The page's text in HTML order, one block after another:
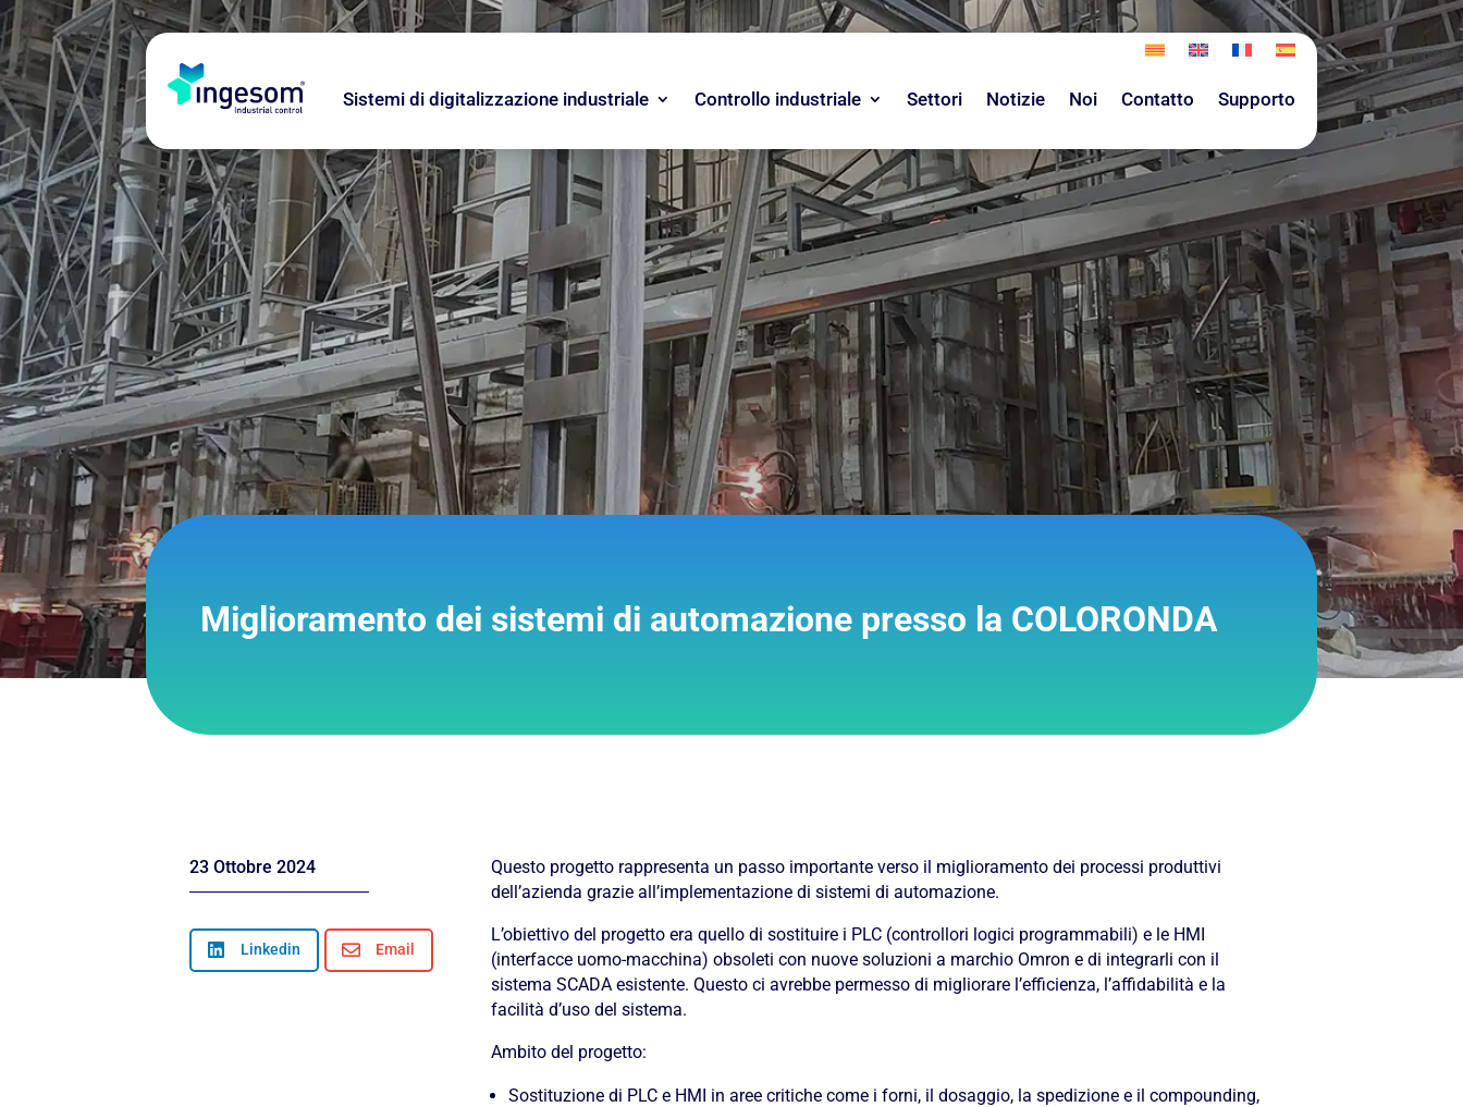
Sistemi di digitalizzazione industriale Controllo industriale Settori Notizie Noi Contatto Supporto
Miglioramento dei sistemi di automazione presso la COLORONDA
23 Ottobre 2024
 Linkedin  Email
Questo progetto rappresenta un passo importante verso il miglioramento dei processi produttivi
dell’azienda grazie all’implementazione di sistemi di automazione.
L’obiettivo del progetto era quello di sostituire i PLC (controllori logici programmabili) e le HMI
(interfacce uomo-macchina) obsoleti con nuove soluzioni a marchio Omron e di integrarli con il
sistema SCADA esistente. Questo ci avrebbe permesso di migliorare l’efficienza, l’affidabilità e la
facilità d’uso del sistema.
Ambito del progetto:
Sostituzione di PLC e HMI in aree critiche come i forni, il dosaggio, la spedizione e il compounding,